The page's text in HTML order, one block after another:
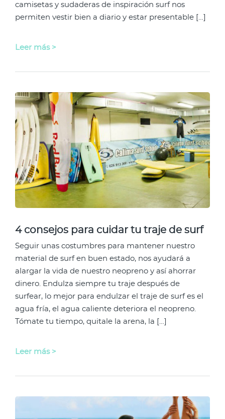
camisetas y sudaderas de inspiración surf nos
permiten vestir bien a diario y estar presentable […]
Leer más >
4 consejos para cuidar tu traje de surf
Seguir unas costumbres para mantener nuestro
material de surf en buen estado, nos ayudará a
alargar la vida de nuestro neopreno y así ahorrar
dinero. Endulza siempre tu traje después de
surfear, lo mejor para endulzar el traje de surf es el
agua fría, el agua caliente deteriora el neopreno.
Tómate tu tiempo, quitale la arena, la […]
Leer más >